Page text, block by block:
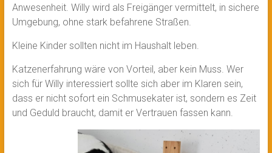
Anwesenheit. Willy wird als Freigänger vermittelt, in sichere
Umgebung, ohne stark befahrene Straßen.
Kleine Kinder sollten nicht im Haushalt leben.
Katzenerfahrung wäre von Vorteil, aber kein Muss. Wer
sich für Willy interessiert sollte sich aber im Klaren sein,
dass er nicht sofort ein Schmusekater ist, sondern es Zeit
und Geduld braucht, damit er Vertrauen fassen kann.